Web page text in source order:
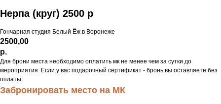
Нерпа (круг) 2500 р
Гончарная студия Белый Ёж в Воронеже
2500,00
р.
Для брони места необходимо оплатить мк не менее чем за сутки до
мероприятия. Если у вас подарочный сертификат - бронь вы оставляете без
оплаты.
Забронировать место на МК